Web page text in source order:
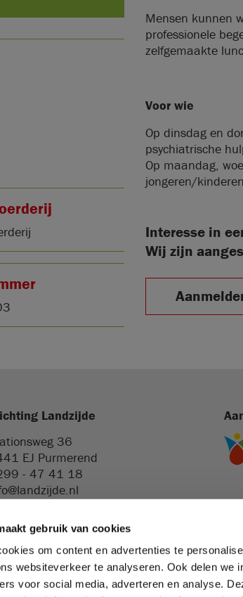
gebruik van cookies
om content en advertenties te
websiteverkeer te analyseren. Ook delen we
voor social media, adverteren en analyse.
Mensen kunnen
professionele
zelfgemaakte
Voor wie
Op dinsdag en
psychiatrische
Op maandag,
jongeren/
Interesse in
Wij zijn
Landzijde
36
EJ Purmerend
- 47 41 18
Sitemap